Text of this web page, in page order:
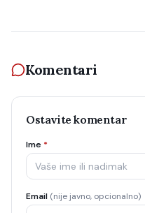
Komentari
Ostavite komentar
Ime *
Email (nije javno, opcionalno)